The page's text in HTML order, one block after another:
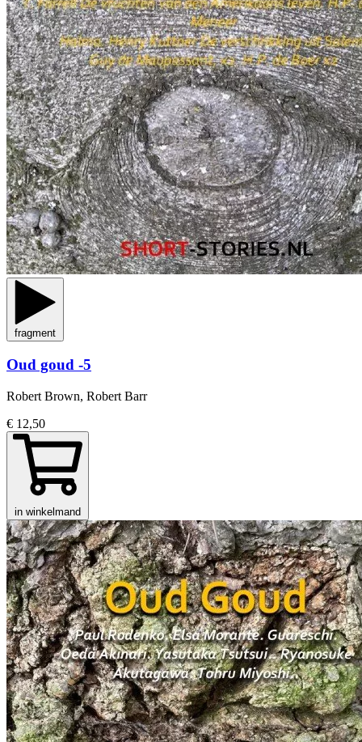
fragment
Oud goud -5
Robert Brown, Robert Barr
€ 12,50
in winkelmand